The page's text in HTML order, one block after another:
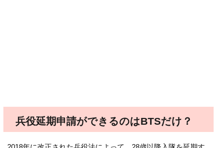
兵役延期申請ができるのはBTSだけ？